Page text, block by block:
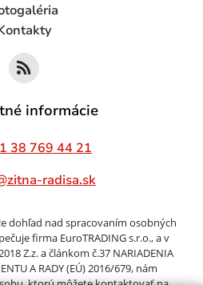
informácie
38 769 44 21
radisa.sk
dohľad nad spracovaním osobných
firma EuroTRADING s.r.o., a v
Z.z. a článkom č.37 NARIADENIA
A RADY (EÚ) 2016/679, nám